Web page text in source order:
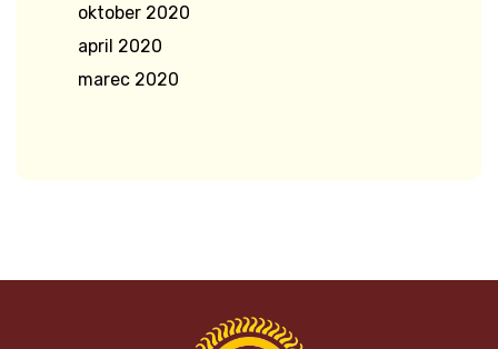
oktober 2020
april 2020
marec 2020